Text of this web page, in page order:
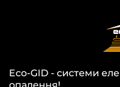
Eco-GID - системи
опалення!